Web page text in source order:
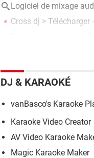
Logiciel de mixage
Cross dj > Télécharger
DJ & KARAOKÉ
vanBasco's Karaoke
Karaoke Video Creator
AV Video Karaoke
Magic Karaoke Maker